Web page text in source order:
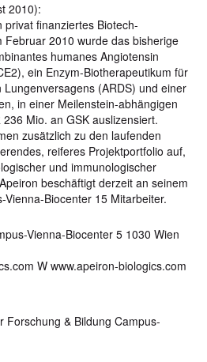
2010):
privat finanziertes Biotech-
Februar 2010 wurde das bisherige
humanes Angiotensin
ein Enzym-Biotherapeutikum für
(ARDS) und einer
in einer Meilenstein-abhängigen
Mio. an GSK auslizensiert.
zusätzlich zu den laufenden
reiferes Projektportfolio auf,
und immunologischer
beschäftigt derzeit an seinem
Biocenter 15 Mitarbeiter.
Vienna-Biocenter 5 1030 Wien
W www.apeiron-biologics.com
Forschung & Bildung Campus-